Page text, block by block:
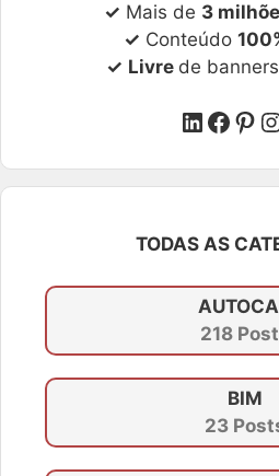
✓ Mais de 3
✓ Conteúdo
✓ Livre de
TODAS AS
218
BIM
23